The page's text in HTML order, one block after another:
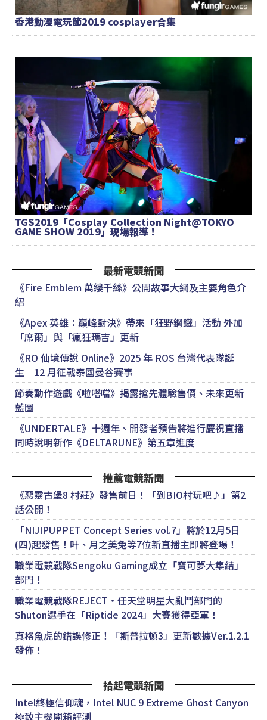
香港動漫電玩節2019 cosplayer合集
TGS2019「Cosplay Collection Night@TOKYO
GAME SHOW 2019」現場報導！
最新電競新聞
《Fire Emblem 萬縷千絲》公開故事大綱及主要角色介
紹
《Apex 英雄：巔峰對決》帶來「狂野鋼鐵」活動 外加
「席爾」與「瘋狂瑪吉」更新
《RO 仙境傳說 Online》2025 年 ROS 台灣代表隊誕
生 12 月征戰泰國曼谷賽事
節奏動作遊戲《啦嗒噹》揭露搶先體驗售價、未來更新
藍圖
《UNDERTALE》十週年、開發者預告將進行慶祝直播
同時說明新作《DELTARUNE》第五章進度
推薦電競新聞
《惡靈古堡8 村莊》發售前日！「到BIO村玩吧♪」第2
話公開！
「NIJIPUPPET Concept Series vol.7」將於12月5日
(四)起發售！叶、月之美兔等7位新直播主即將登場！
職業電競戰隊Sengoku Gaming成立「寶可夢大集結」
部門！
職業電競戰隊REJECT・任天堂明星大亂鬥部門的
Shuton選手在「Riptide 2024」大賽獲得亞軍！
真格魚虎的錯誤修正！「斯普拉頓3」更新數據Ver.1.2.1
發佈！
拾起電競新聞
Intel終極信仰魂，Intel NUC 9 Extreme Ghost Canyon
極致主機開箱評測